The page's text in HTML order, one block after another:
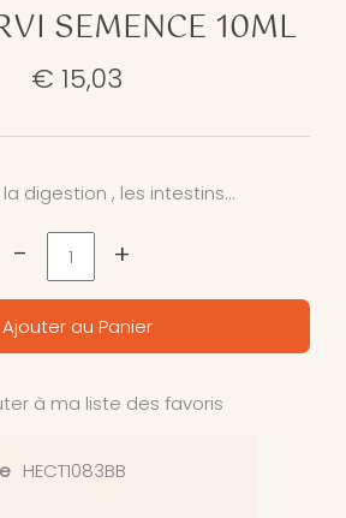
SEMENCE 10ML
€ 15,03
digestion , les intestins…
- +
Ajouter au Panier
à ma liste des favoris
HECT1083BB